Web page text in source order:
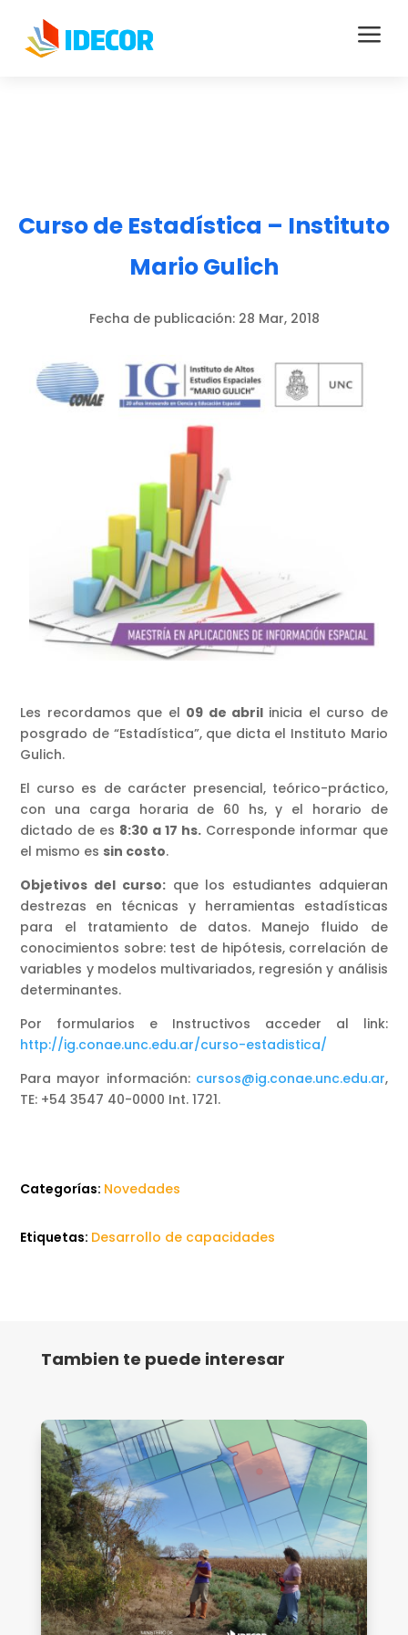
a
Curso de Estadística – Instituto
Mario Gulich
Fecha de publicación: 28 Mar, 2018
Les recordamos que el 09 de abrilinicia el curso de
posgrado de “Estadística”, que dicta el Instituto Mario
Gulich.
El curso es de carácter presencial, teórico-práctico,
con una carga horaria de 60 hs, y el horario de
dictado de es 8:30 a 17 hs.Corresponde informar que
el mismo es sin costo.
Objetivos del curso:que los estudiantes adquieran
destrezas en técnicas y herramientas estadísticas
para el tratamiento de datos. Manejo fluido de
conocimientos sobre: test de hipótesis, correlación de
variables y modelos multivariados, regresión y análisis
determinantes.
Por formularios e Instructivos acceder al link:
http://ig.conae.unc.edu.ar/curso-estadistica/
Para mayor información: cursos@ig.conae.unc.edu.ar,
TE: +54 3547 40-0000 Int. 1721.
Categorías: Novedades
Etiquetas: Desarrollo de capacidades
Tambien te puede interesar